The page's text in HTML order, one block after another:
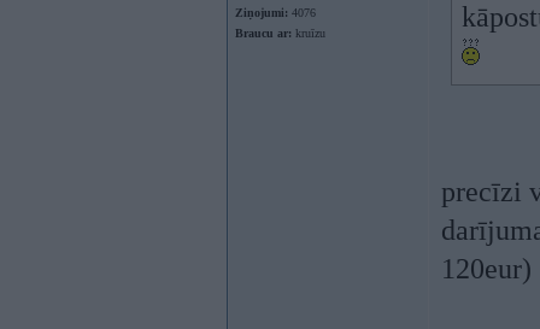
Ziņojumi: 4076
Braucu ar: kruīzu
precīzi
120eur)